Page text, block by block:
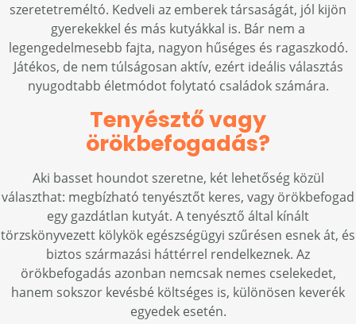
szeretetreméltó. Kedveli az emberek társaságát, jól kijön
gyerekekkel és más kutyákkal is. Bár nem a
legengedelmesebb fajta, nagyon hűséges és ragaszkodó.
Játékos, de nem túlságosan aktív, ezért ideális választás
nyugodtabb életmódot folytató családok számára.
Tenyésztő vagy
örökbefogadás?
Aki basset houndot szeretne, két lehetőség közül
választhat: megbízható tenyésztőt keres, vagy örökbefogad
egy gazdátlan kutyát. A tenyésztő által kínált
törzskönyvezett kölykök egészségügyi szűrésen esnek át, és
biztos származási háttérrel rendelkeznek. Az
örökbefogadás azonban nemcsak nemes cselekedet,
hanem sokszor kevésbé költséges is, különösen keverék
egyedek esetén.